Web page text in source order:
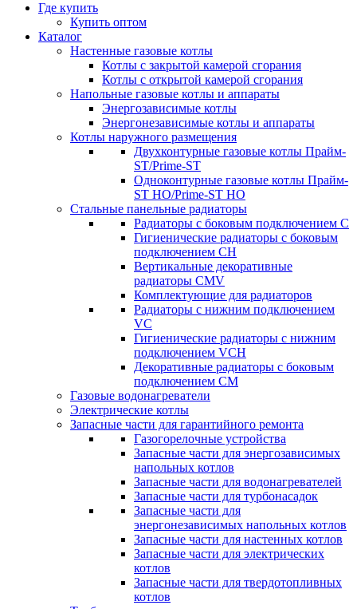
Где купить
Купить оптом
Каталог
Настенные газовые котлы
Котлы с закрытой камерой сгорания
Котлы с открытой камерой сгорания
Напольные газовые котлы и аппараты
Энергозависимые котлы
Энергонезависимые котлы и аппараты
Котлы наружного размещения
Двухконтурные газовые котлы Прайм-
ST/Prime-ST
Одноконтурные газовые котлы Прайм-
ST HO/Prime-ST HO
Стальные панельные радиаторы
Радиаторы c боковым подключением C
Гигиенические радиаторы c боковым
подключением CH
Вертикальные декоративные
радиаторы CMV
Комплектующие для радиаторов
Радиаторы c нижним подключением
VC
Гигиенические радиаторы c нижним
подключением VCH
Декоративные радиаторы с боковым
подключением CM
Газовые водонагреватели
Электрические котлы
Запасные части для гарантийного ремонта
Газогорелочные устройства
Запасные части для энергозависимых
напольных котлов
Запасные части для водонагревателей
Запасные части для турбонасадок
Запасные части для
энергонезависимых напольных котлов
Запасные части для настенных котлов
Запасные части для электрических
котлов
Запасные части для твердотопливных
котлов